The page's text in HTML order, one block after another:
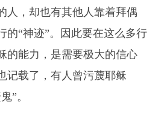
人，却也有其他人靠着拜偶
的“神迹”。因此要在这么多行
的能力，是需要极大的信心
记载了，有人曾污蔑耶稣
”。